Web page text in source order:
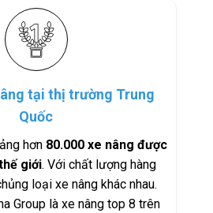
tại thị trường Trung
Quốc
hơn 80.000 xe nâng được
giới. Với chất lượng hàng
loại xe nâng khác nhau.
Group là xe nâng top 8 trên